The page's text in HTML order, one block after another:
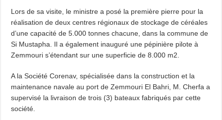
Lors de sa visite, le ministre a posé la première pierre pour la
réalisation de deux centres régionaux de stockage de céréales
d’une capacité de 5.000 tonnes chacune, dans la commune de
Si Mustapha. Il a également inauguré une pépinière pilote à
Zemmouri s’étendant sur une superficie de 8.000 m2.
A la Société Corenav, spécialisée dans la construction et la
maintenance navale au port de Zemmouri El Bahri, M. Cherfa a
supervisé la livraison de trois (3) bateaux fabriqués par cette
société.